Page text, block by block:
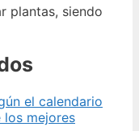
plantas, siendo